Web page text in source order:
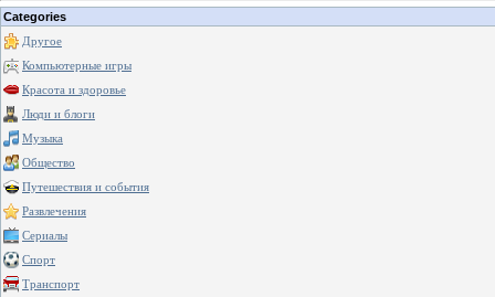
Categories
Другое
Компьютерные игры
Красота и здоровье
Люди и блоги
Музыка
Общество
Путешествия и события
Развлечения
Сериалы
Спорт
Транспорт